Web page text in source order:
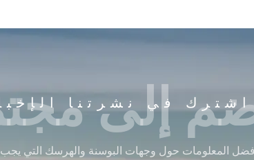
اشترك في نشرتنا
إلى
المعلومات حول وجهات البوسنة والهرسك التي يجب